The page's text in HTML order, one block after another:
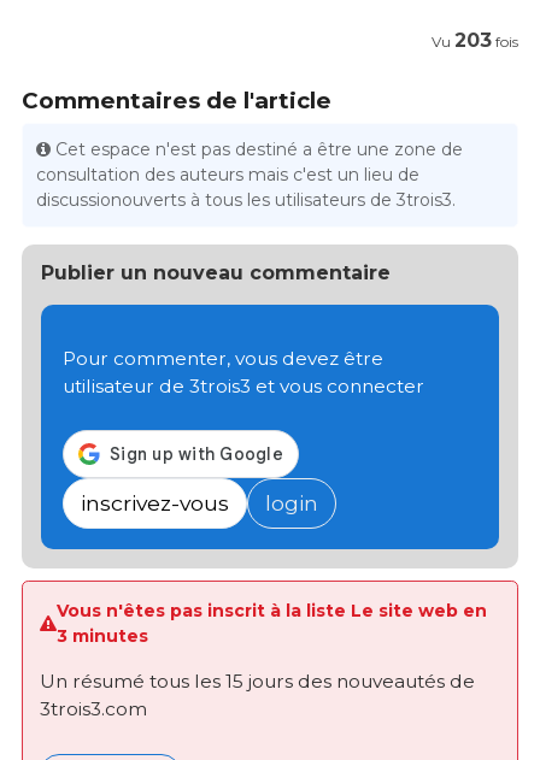
Vu 203 fois
Commentaires de l'article
Cet espace n'est pas destiné a être une zone de
consultation des auteurs mais c'est un lieu de
discussionouverts à tous les utilisateurs de 3trois3.
Publier un nouveau commentaire
Pour commenter, vous devez être
utilisateur de 3trois3 et vous connecter
inscrivez-vous login
Vous n'êtes pas inscrit à la liste Le site web en
3 minutes
Un résumé tous les 15 jours des nouveautés de
3trois3.com